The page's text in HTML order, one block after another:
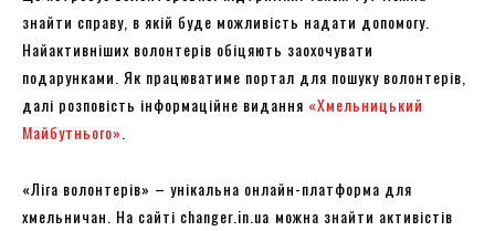
знайти справу, в якій буде можливість надати допомогу.
Найактивніших волонтерів обіцяють заохочувати
подарунками. Як працюватиме портал для пошуку волонтерів,
далі розповість інформаційне видання «Хмельницький
Майбутнього»
«Ліга волонтерів» – унікальна онлайн-платформа для
хмельничан. На сайті changer.in.ua можна знайти активістів